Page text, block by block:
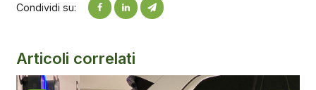
Condividi su:
Articoli correlati